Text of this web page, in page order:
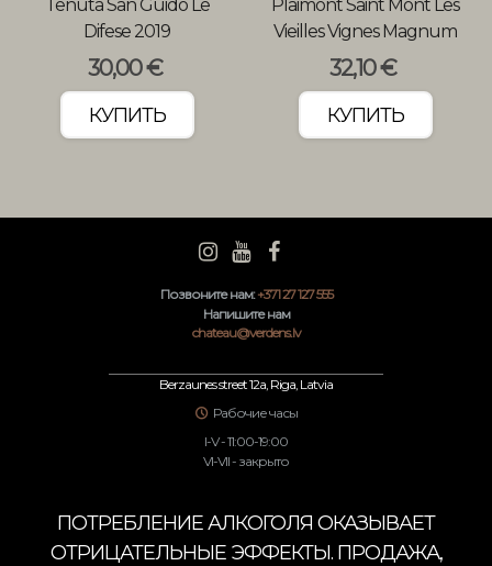
Tenuta San Guido Le
Difese 2019
30,00 €
КУПИТЬ
Plaimont Saint Mont Les
Vieilles Vignes Magnum
2016
32,10 €
КУПИТЬ
Позвоните нам:+371 27 127 555
Напишите нам
chateau@verdens.lv
Berzaunes street 12a, Riga, Latvia
Рабочие часы
I-V - 11:00-19:00
VI-VII - закрыто
ПОТРЕБЛЕНИЕ АЛКОГОЛЯ ОКАЗЫВАЕТ
ОТРИЦАТЕЛЬНЫЕ ЭФФЕКТЫ. ПРОДАЖА,